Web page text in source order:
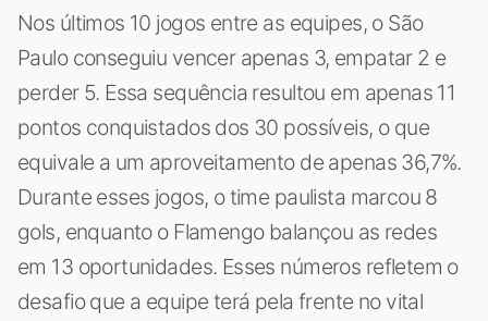
Nos últimos 10 jogos entre as equipes, o São
Paulo conseguiu vencer apenas 3, empatar 2 e
perder 5. Essa sequência resultou em apenas 11
pontos conquistados dos 30 possíveis, o que
equivale a um aproveitamento de apenas 36,7%.
Durante esses jogos, o time paulista marcou 8
gols, enquanto o Flamengo balançou as redes
em 13 oportunidades. Esses números refletem o
desafio que a equipe terá pela frente no vital